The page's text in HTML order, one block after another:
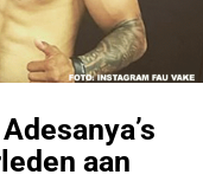
aan